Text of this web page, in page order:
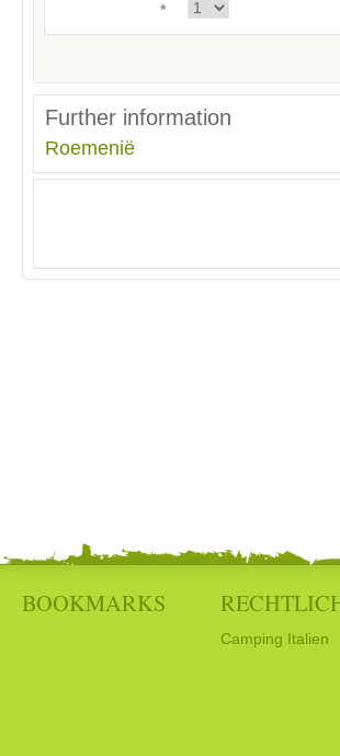
*
Further information
Roemenië
BOOKMARKS
Camping Italien